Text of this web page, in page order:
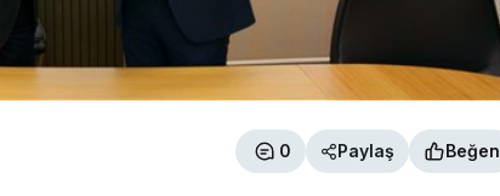
0 Paylaş Beğen